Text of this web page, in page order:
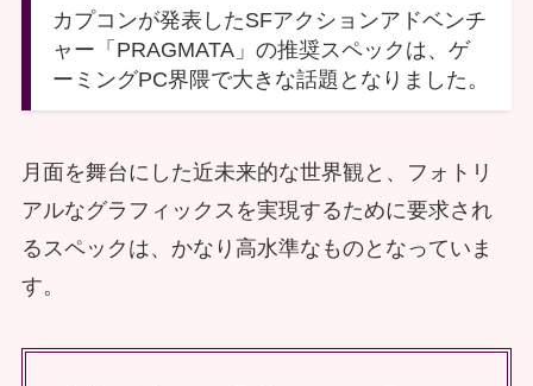
カプコンが発表したSFアクションアドベンチ
ャー「PRAGMATA」の推奨スペックは、ゲ
ーミングPC界隈で大きな話題となりました。
月面を舞台にした近未来的な世界観と、フォトリ
アルなグラフィックスを実現するために要求され
るスペックは、かなり高水準なものとなっていま
す。